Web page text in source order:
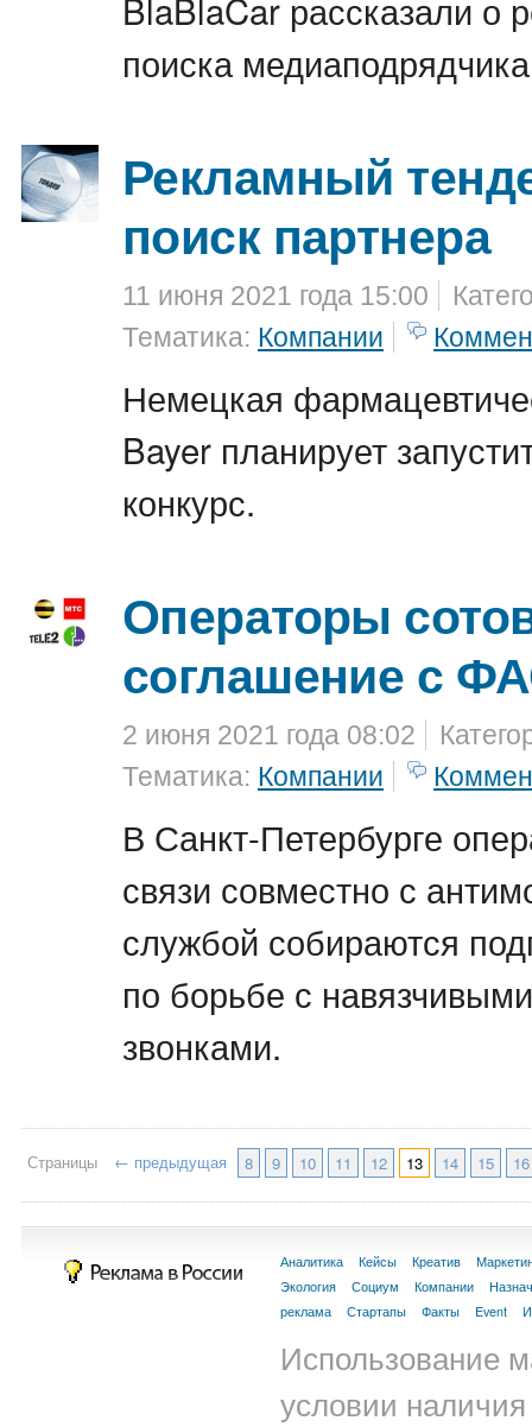
поиска
Рекламный
поиск партнера
11 июня 2021 года 15:00
Тематика: Компании
Немецкая
Bayer планирует
конкурс.
Операторы
соглашение с
2 июня 2021 года 08:02
Тематика: Компании
В Санкт-Петербурге
связи совместно с
службой собираются
по борьбе с
звонками.
Страницы ← предыдущая 8 9 10 11 12 13 14 15 16
Аналитика Кейсы Креатив
Экология
Социум Компании
реклама
Стартапы Факты Event
Использование
условии